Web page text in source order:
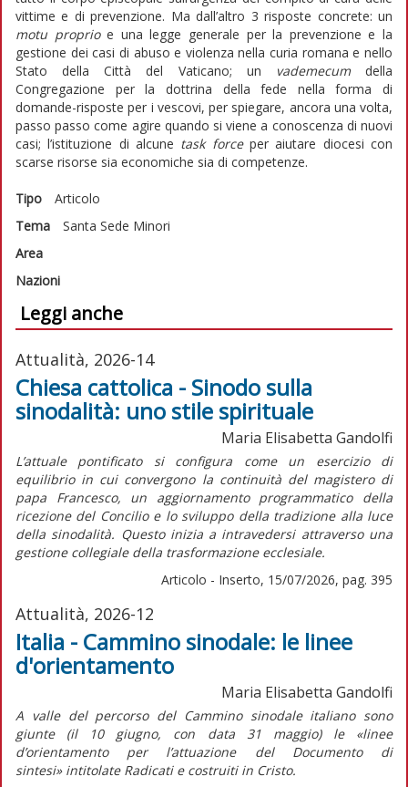
vittime e di prevenzione. Ma dall’altro 3 risposte concrete: un
motu proprioe una legge generale per la prevenzione e la
gestione dei casi di abuso e violenza nella curia romana e nello
Stato della Città del Vaticano; un
vademecumdella
Congregazione per la dottrina della fede nella forma di
domande-risposte per i vescovi, per spiegare, ancora una volta,
passo passo come agire quando si viene a conoscenza di nuovi
casi; l’istituzione di alcune task forceper aiutare diocesi con
scarse risorse sia economiche sia di competenze.
Tipo
Articolo
Tema
Santa Sede Minori
Area
Nazioni
Leggi anche
Attualità, 2026-14
Chiesa cattolica - Sinodo sulla
sinodalità: uno stile spirituale
Maria Elisabetta Gandolfi
L’attuale pontificato si configura come un esercizio di
equilibrio in cui convergono la continuità del magistero di
papa Francesco, un aggiornamento programmatico della
ricezione del Concilio e lo sviluppo della tradizione alla luce
della sinodalità. Questo inizia a intravedersi attraverso una
gestione collegiale della trasformazione ecclesiale.
Articolo - Inserto, 15/07/2026, pag. 395
Attualità, 2026-12
Italia - Cammino sinodale: le linee
d'orientamento
Maria Elisabetta Gandolfi
A valle del percorso del Cammino sinodale italiano sono
giunte (il 10 giugno, con data 31 maggio) le «linee
d’orientamento per l’attuazione del Documento di
sintesi»intitolate Radicati e costruiti in Cristo.